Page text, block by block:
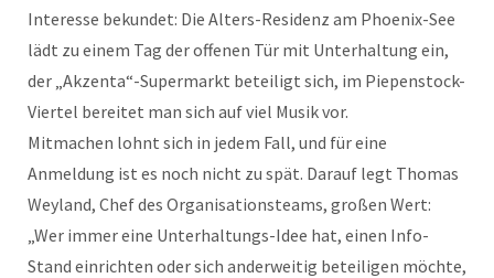
Interesse bekundet: Die Alters-Residenz am Phoenix-See
lädt zu einem Tag der offenen Tür mit Unterhaltung ein,
der „Akzenta“-Supermarkt beteiligt sich, im Piepenstock-
Viertel bereitet man sich auf viel Musik vor.
Mitmachen lohnt sich in jedem Fall, und für eine
Anmeldung ist es noch nicht zu spät. Darauf legt Thomas
Weyland, Chef des Organisationsteams, großen Wert:
„Wer immer eine Unterhaltungs-Idee hat, einen Info-
Stand einrichten oder sich anderweitig beteiligen möchte,